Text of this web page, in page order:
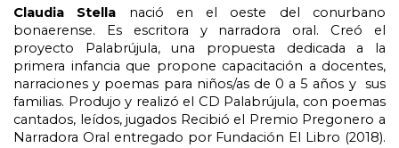
Claudia Stella nació en el oeste del conurbano
bonaerense. Es escritora y narradora oral. Creó el
proyecto Palabrújula, una propuesta dedicada a la
primera infancia que propone capacitación a docentes,
narraciones y poemas para niños/as de 0 a 5 años y  sus
familias. Produjo y realizó el CD Palabrújula, con poemas
cantados, leídos, jugados Recibió el Premio Pregonero a
Narradora Oral entregado por Fundación El Libro (2018).